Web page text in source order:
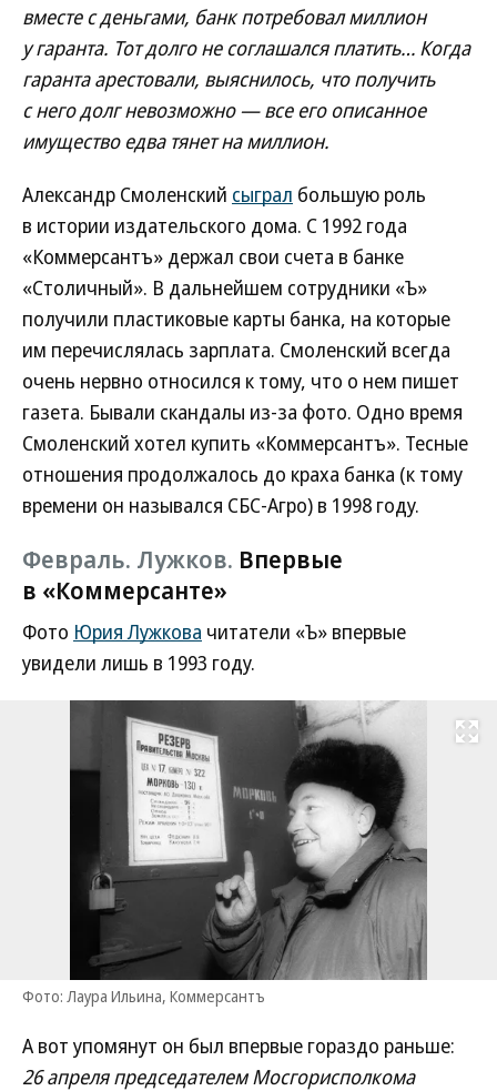
вместе с деньгами, банк потребовал миллион
у гаранта. Тот долго не соглашался платить… Когда
гаранта арестовали, выяснилось, что получить
с него долг невозможно — все его описанное
имущество едва тянет на миллион.
Александр Смоленский сыграл большую роль
в истории издательского дома. С 1992 года
«Коммерсантъ» держал свои счета в банке
«Столичный». В дальнейшем сотрудники «Ъ»
получили пластиковые карты банка, на которые
им перечислялась зарплата. Смоленский всегда
очень нервно относился к тому, что о нем пишет
газета. Бывали скандалы из-за фото. Одно время
Смоленский хотел купить «Коммерсантъ». Тесные
отношения продолжалось до краха банка (к тому
времени он назывался СБС-Агро) в 1998 году.
Февраль. Лужков. Впервые
в «Коммерсанте»
Фото Юрия Лужкова читатели «Ъ» впервые
увидели лишь в 1993 году.
Развернуть
Фото: Лаура Ильина, Коммерсантъ
А вот упомянут он был впервые гораздо раньше:
26 апреля председателем Мосгорисполкома